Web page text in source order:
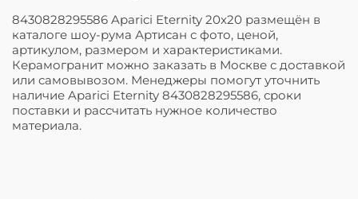
8430828295586 Aparici Eternity 20x20 размещён в
каталоге шоу-рума Артисан с фото, ценой,
артикулом, размером и характеристиками.
Керамогранит можно заказать в Москве с доставкой
или самовывозом. Менеджеры помогут уточнить
наличие Aparici Eternity 8430828295586, сроки
поставки и рассчитать нужное количество
материала.